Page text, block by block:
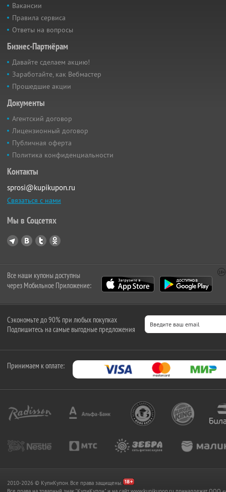
Вакансии
Правила сервиса
Ответы на вопросы
Бизнес-Партнёрам
Давайте сделаем акцию!
Заработайте, как Вебмастер
Прошедшие акции
Документы
Агентский договор
Лицензионный договор
Публичная оферта
Политика конфиденциальности
Контакты
sprosi@kupikupon.ru
Связаться с нами
Мы в Соцсетях
Все наши купоны доступны
через Мобильное Приложение:
Сэкономьте до 90% при любых покупках
Подпишитесь на самые выгодные предложения
Принимаем к оплате:
2010-2026 © КупиКупон. Все права защищены.